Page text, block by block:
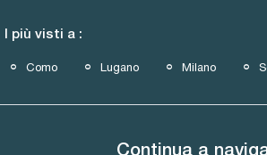
I più visti a :
Como Lugano Milano
Continua a